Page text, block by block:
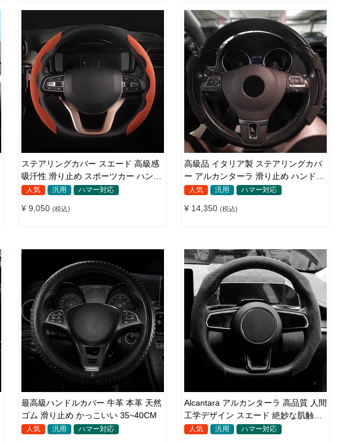
ステアリングカバー スエード 高級感
吸汗性 滑り止め スポーツカー ハンド
ルカバー 37~38CM
人気 汎用 ハマー対応
¥ 9,050 (税込)
高級品 イタリア製 ステアリングカバ
ー アルカンターラ 滑り止め ハンドル
カバー 35~40CM
人気 汎用 ハマー対応
¥ 14,350 (税込)
最高級ハンドルカバー 牛革 本革 天然
ゴム 滑り止め かっこいい 35~40CM
人気 汎用 ハマー対応
Alcantara アルカンターラ 高品質 人間
工学デザイン スエード 絶妙な肌触り
O/D型兼用 37~38CM
人気 汎用 ハマー対応